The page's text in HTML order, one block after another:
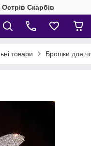
Скарбів
товари Брошки для